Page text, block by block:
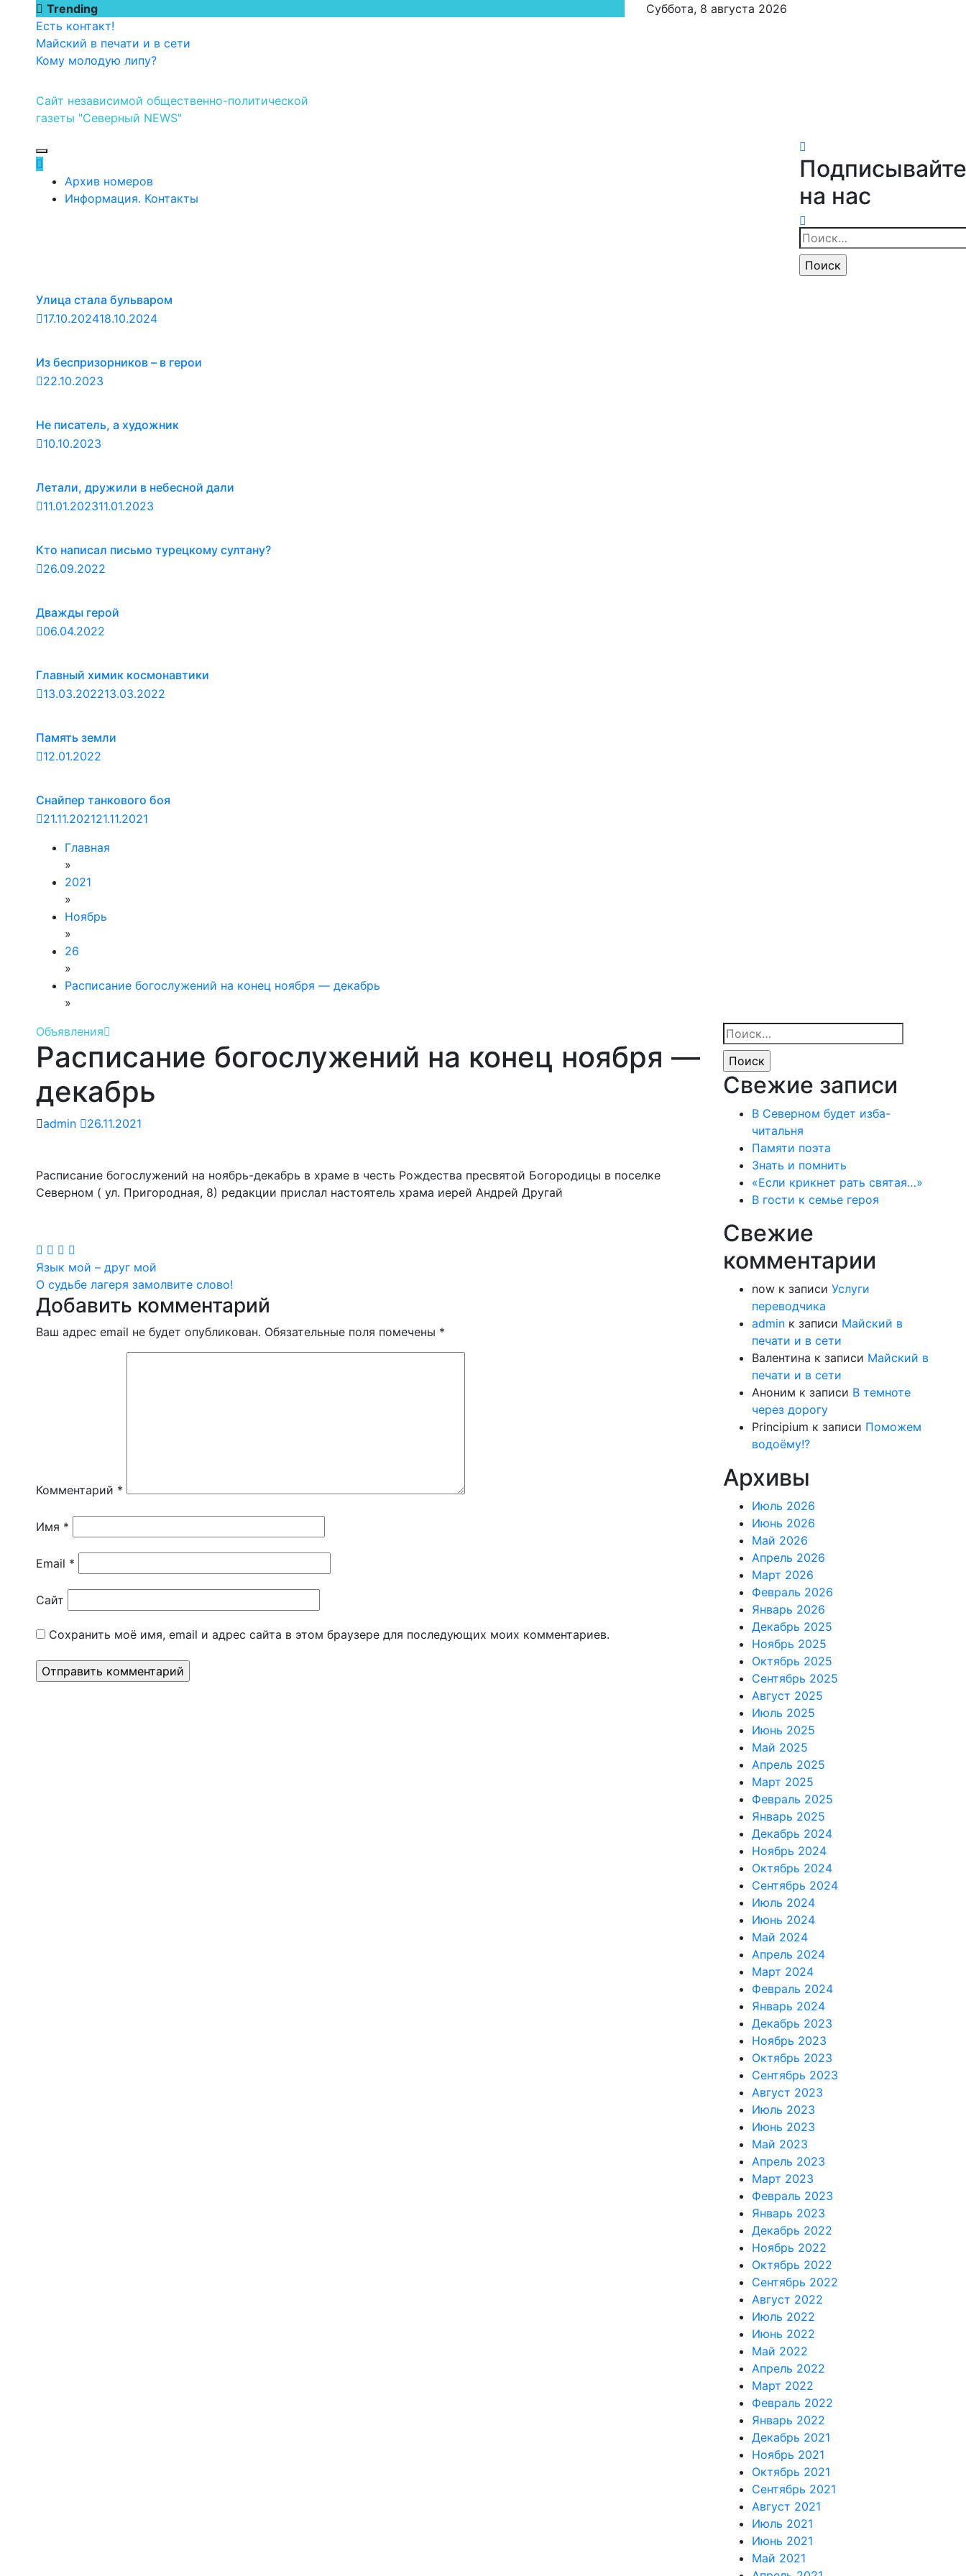
Перейти
содержимому
Trending
Есть контакт!
Майский в печати и в сети
Кому молодую липу?
Суббота, 8 августа 2026
Сайт независимой общественно-политической
газеты "Северный NEWS"
Архив номеров
Информация. Контакты
на нас
Найти:
Улица стала бульваром
17.10.202418.10.2024
Из беспризорников – в герои
22.10.2023
Не писатель, а художник
10.10.2023
Летали, дружили в небесной дали
11.01.202311.01.2023
Кто написал письмо турецкому султану?
26.09.2022
Дважды герой
06.04.2022
Главный химик космонавтики
13.03.202213.03.2022
Память земли
12.01.2022
Снайпер танкового боя
21.11.202121.11.2021
Главная
»
2021
»
Ноябрь
»
26
»
Расписание богослужений на конец ноября — декабрь
»
Объявления
Расписание богослужений на конец ноября —
декабрь
admin 26.11.2021
Расписание богослужений на ноябрь-декабрь в храме в честь Рождества пресвятой Богородицы в поселке
Северном ( ул. Пригородная, 8) редакции прислал настоятель храма иерей Андрей Другай
Навигация
по
записям
Язык мой – друг мой
О судьбе лагеря замолвите слово!
Добавить комментарий
Ваш адрес email не будет опубликован. Обязательные поля помечены *
Комментарий *
Имя *
Email *
Сайт
Сохранить моё имя, email и адрес сайта в этом браузере для последующих моих комментариев.
Найти:
Свежие записи
В Северном будет изба-
читальня
Памяти поэта
Знать и помнить
«Если крикнет рать святая…»
В гости к семье героя
Свежие
комментарии
nowк записи Услуги
переводчика
adminк записи Майский в
печати и в сети
Валентина к записи Майский в
печати и в сети
Аноним к записи В темноте
через дорогу
Principium к записи Поможем
водоёму!?
Архивы
Июль 2026
Июнь 2026
Май 2026
Апрель 2026
Март 2026
Февраль 2026
Январь 2026
Декабрь 2025
Ноябрь 2025
Октябрь 2025
Сентябрь 2025
Август 2025
Июль 2025
Июнь 2025
Май 2025
Апрель 2025
Март 2025
Февраль 2025
Январь 2025
Декабрь 2024
Ноябрь 2024
Октябрь 2024
Сентябрь 2024
Июль 2024
Июнь 2024
Май 2024
Апрель 2024
Март 2024
Февраль 2024
Январь 2024
Декабрь 2023
Ноябрь 2023
Октябрь 2023
Сентябрь 2023
Август 2023
Июль 2023
Июнь 2023
Май 2023
Апрель 2023
Март 2023
Февраль 2023
Январь 2023
Декабрь 2022
Ноябрь 2022
Октябрь 2022
Сентябрь 2022
Август 2022
Июль 2022
Июнь 2022
Май 2022
Апрель 2022
Март 2022
Февраль 2022
Январь 2022
Декабрь 2021
Ноябрь 2021
Октябрь 2021
Сентябрь 2021
Август 2021
Июль 2021
Июнь 2021
Май 2021